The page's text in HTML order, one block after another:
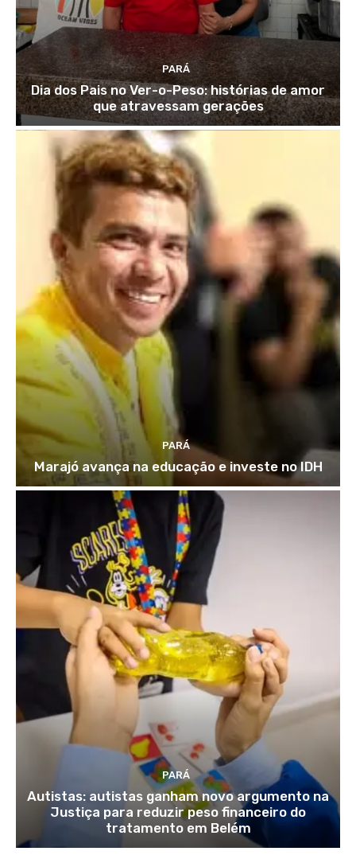
PARÁ
Dia dos Pais no Ver-o-Peso: histórias de amor
que atravessam gerações
PARÁ
Marajó avança na educação e investe no IDH
PARÁ
Autistas: autistas ganham novo argumento na
Justiça para reduzir peso financeiro do
tratamento em Belém